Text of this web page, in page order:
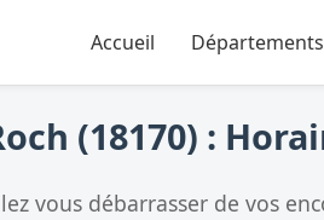
Accueil
(18170) :
vous débarrasser de vos